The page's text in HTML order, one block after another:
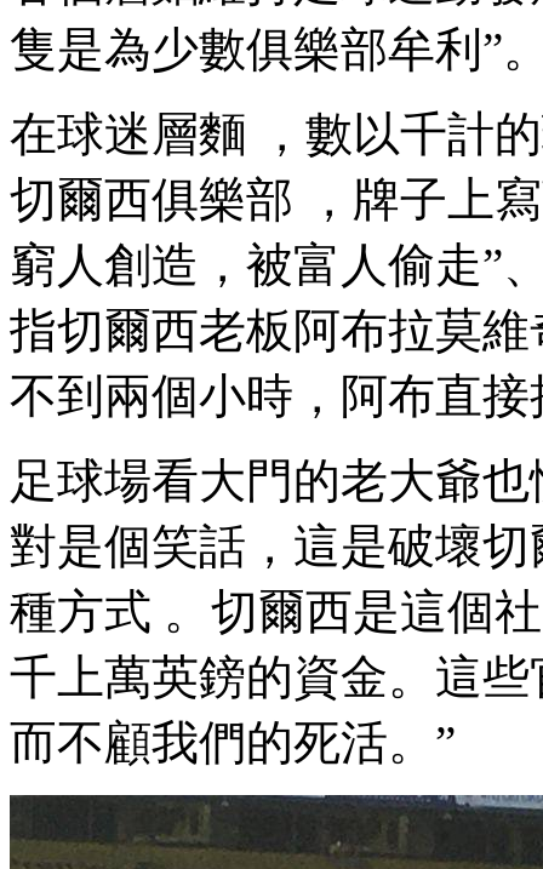
隻是為少數俱樂部牟利”
在球迷層麵 ，數以千計
切爾西俱樂部 ，牌子上寫
窮人創造，被富人偷走
指切爾西老板阿布拉莫維
不到兩個小時，阿布直
足球場看大門的老大爺也
對是個笑話 ，這是破
種方式 。切爾西是這個
千上萬英鎊的資金。這
而不顧我們的死活 。”